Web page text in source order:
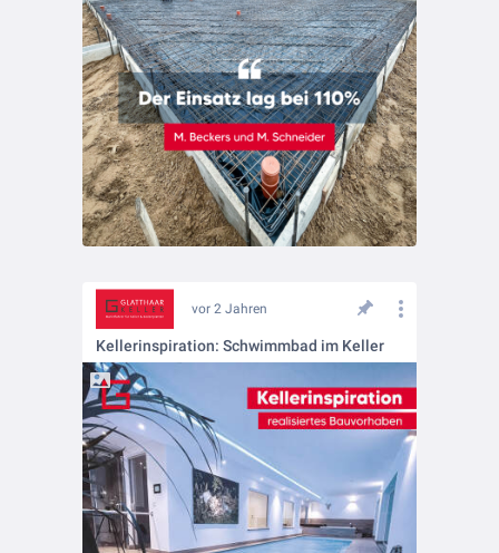
vor 2 Jahren
Kellerinspiration: Schwimmbad im Keller